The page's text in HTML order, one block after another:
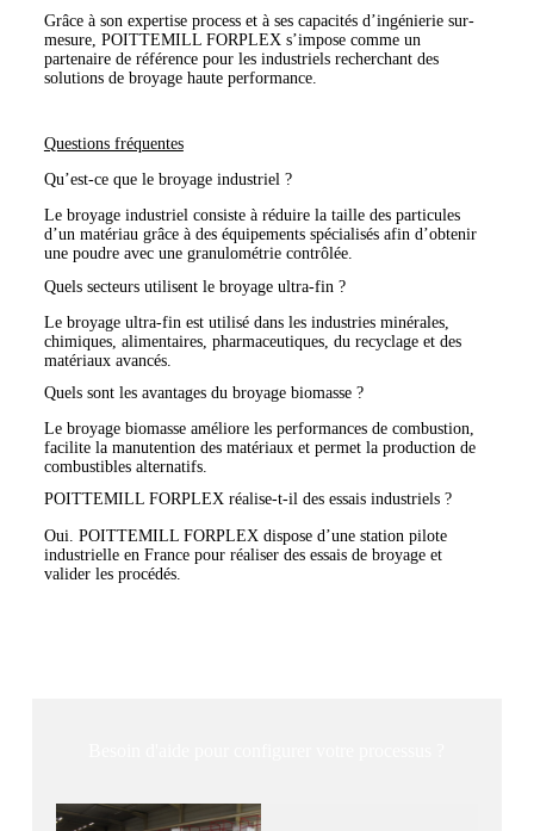
Grâce à son expertise process et à ses capacités d’ingénierie sur-
mesure, POITTEMILL FORPLEX s’impose comme un
partenaire de référence pour les industriels recherchant des
solutions de broyage haute performance.
Questions fréquentes
Qu’est-ce que le broyage industriel ?
Le broyage industriel consiste à réduire la taille des particules
d’un matériau grâce à des équipements spécialisés afin d’obtenir
une poudre avec une granulométrie contrôlée.
Quels secteurs utilisent le broyage ultra-fin ?
Le broyage ultra-fin est utilisé dans les industries minérales,
chimiques, alimentaires, pharmaceutiques, du recyclage et des
matériaux avancés.
Quels sont les avantages du broyage biomasse ?
Le broyage biomasse améliore les performances de combustion,
facilite la manutention des matériaux et permet la production de
combustibles alternatifs.
POITTEMILL FORPLEX réalise-t-il des essais industriels ?
Oui. POITTEMILL FORPLEX dispose d’une station pilote
industrielle en France pour réaliser des essais de broyage et
valider les procédés.